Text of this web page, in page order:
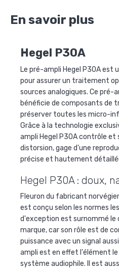
En savoir plus
Hegel P30A
Le pré-ampli Hegel P30A est
pour assurer un traitement
sources analogiques. Ce pré-
bénéficie de composants de
préserver toutes les micro-
Grâce à la technologie
ampli Hegel P30A contrôle
distorsion, gage d'une
précise et hautement
Hegel P30A : doux,
Fleuron du fabricant
est conçu selon les normes
d'exception est surnommé le
marque, car son rôle est de
puissance avec un signal
ampli est en effet l'élément
système audiophile. Il est